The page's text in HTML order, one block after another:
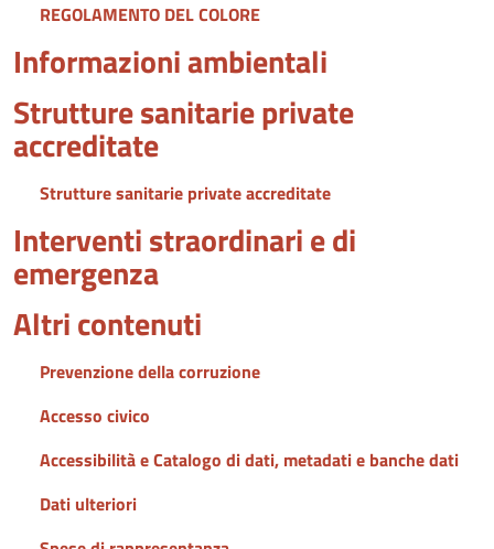
REGOLAMENTO DEL COLORE
Informazioni ambientali
Strutture sanitarie private
accreditate
Strutture sanitarie private accreditate
Interventi straordinari e di
emergenza
Altri contenuti
Prevenzione della corruzione
Accesso civico
Accessibilità e Catalogo di dati, metadati e banche dati
Dati ulteriori